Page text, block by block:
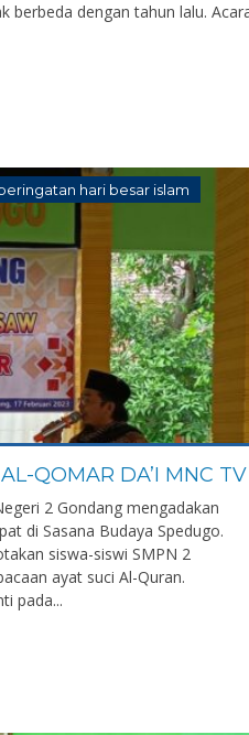
berbeda dengan tahun lalu.
hari besar islam
QOMAR DA’I MNC TV
2 Gondang mengadakan
di Sasana Budaya Spedugo.
siswa-siswi SMPN 2
ayat suci Al-Quran.
pada...